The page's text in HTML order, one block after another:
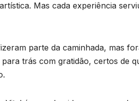
Mas cada experiência
parte da caminhada, mas
trás com gratidão, certos de